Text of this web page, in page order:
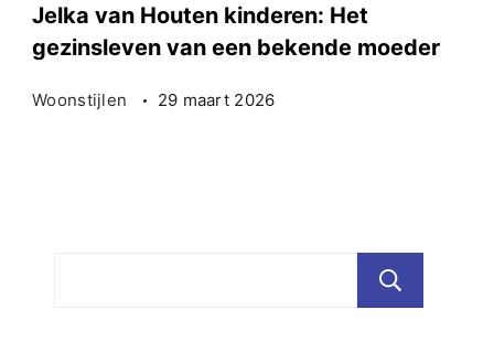
Jelka van Houten kinderen: Het
gezinsleven van een bekende moeder
Woonstijlen 29 maart 2026